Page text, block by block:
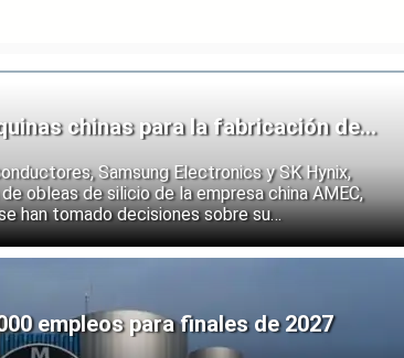
chinas para la fabricación de
Samsung Electronics y SK Hynix,
obleas de silicio de la empresa china AMEC,
han tomado decisiones sobre su
coreanos muestran que se están preparando
de las restricciones estadounidenses a la
empleos para finales de 2027